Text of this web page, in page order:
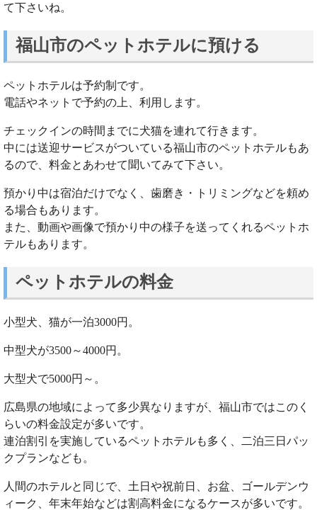
て下さいね。
福山市のペットホテルに預ける
ペットホテルは予約制です。
電話やネットで予約の上、利用します。
チェックインの時間までに犬猫を連れて行きます。
中には送迎サービスがついている福山市のペットホテルもあ
るので、料金とあわせて聞いてみて下さい。
預かり中は宿泊だけでなく、歯磨き・トリミングなどを頼め
る場合もあります。
また、動画や画像で預かり中の様子を送ってくれるペットホ
テルもあります。
ペットホテルの料金
小型犬、猫が一泊3000円。
中型犬が3500～4000円。
大型犬で5000円～。
広島県の地域によって多少異なりますが、福山市ではこのく
らいの料金設定が多いです。
連泊割引を実施しているペットホテルも多く、二泊三日パッ
クプランなども。
人間のホテルと同じで、土日や祝前日、お盆、ゴールデンウ
ィーク、年末年始などは割高料金になるケースが多いです。